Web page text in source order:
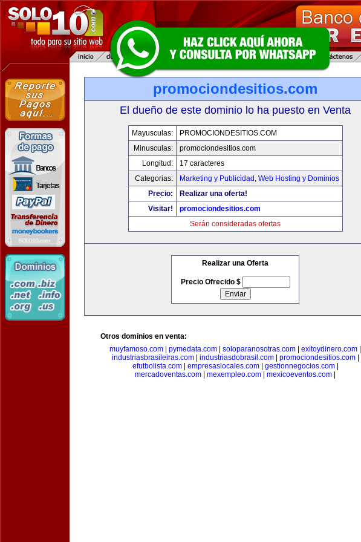
promociondesitios.com
El dueño de este dominio lo ha puesto en Venta
Mayusculas:
PROMOCIONDESITIOS.COM
Minusculas:
promociondesitios.com
Longitud:
17 caracteres
Categorias:
Marketing y Publicidad , Web Hosting y Dominios
Precio:
Realizar una oferta!
Visitar!
promociondesitios.com
Serán consideradas ofertas
Realizar una Oferta
Precio Ofrecido $
Otros dominios en venta:
muyfamoso.com
pymedata.com soloparanosotras.com exitoydinero.com
industriasbrasileiras.com| industriasdobrasil.com| promociondesitios.com|
efutbolista.com| empresaslocales.com| gestionnegocios.com|
mercadoventas.com
mexempleo.com mexicoeventos.com